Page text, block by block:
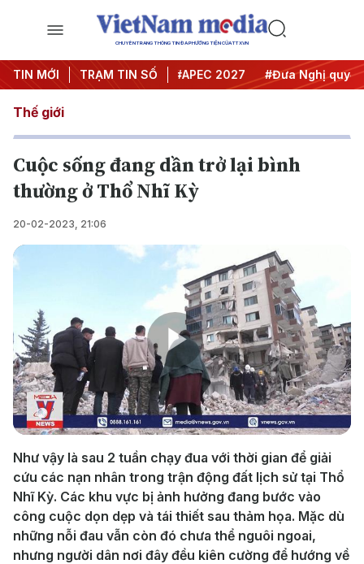
CHUYÊN TRANG THÔNG TIN ĐA PHƯƠNG TIỆN CỦA TTXVN
TIN MỚI TRẠM TIN SỐ
#Hội nghị Trung ương 3 #APEC 2027 #Đưa Nghị quyết
Thế giới
Cuộc sống đang dần trở lại bình
thường ở Thổ Nhĩ Kỳ
20-02-2023, 21:06
Play
Video
Như vậy là sau 2 tuần chạy đua với thời gian để giải
cứu các nạn nhân trong trận động đất lịch sử tại Thổ
Nhĩ Kỳ. Các khu vực bị ảnh hưởng đang bước vào
công cuộc dọn dẹp và tái thiết sau thảm họa. Mặc dù
những nỗi đau vẫn còn đó chưa thể nguôi ngoai,
nhưng người dân nơi đây đều kiên cường để hướng về